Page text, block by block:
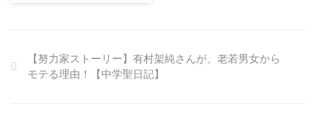
ず多くの方にモテるのか？ 誰も
が真似したくなる有村架純さんの
究極のモテポイントについて、お
【努力家ストーリー】有村架純さんが、老若男女から
モテる理由！【中学聖日記】